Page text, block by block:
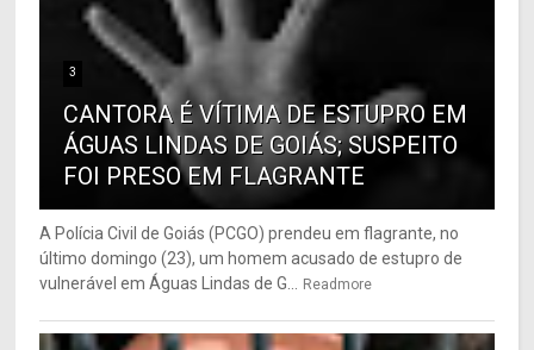
3
CANTORA É VÍTIMA DE ESTUPRO EM
ÁGUAS LINDAS DE GOIÁS; SUSPEITO
FOI PRESO EM FLAGRANTE
A Polícia Civil de Goiás (PCGO) prendeu em flagrante, no
último domingo (23), um homem acusado de estupro de
vulnerável em Águas Lindas de G... Readmore